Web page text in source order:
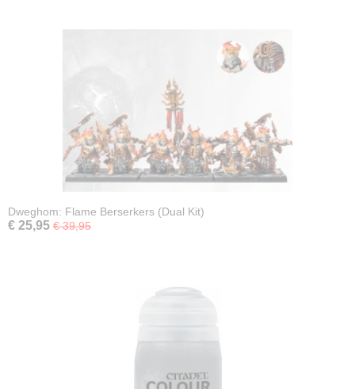
Dweghom: Flame Berserkers (Dual Kit)
€ 25,95 € 39,95